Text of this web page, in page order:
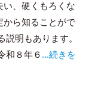
い、硬くもろくな
から知ることがで
明もあります。
和８年６ ...続きを